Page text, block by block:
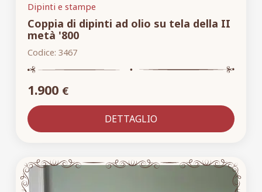
Dipinti e stampe
Coppia di dipinti ad olio su tela della II
metà '800
Codice: 3467
1.900 €
DETTAGLIO